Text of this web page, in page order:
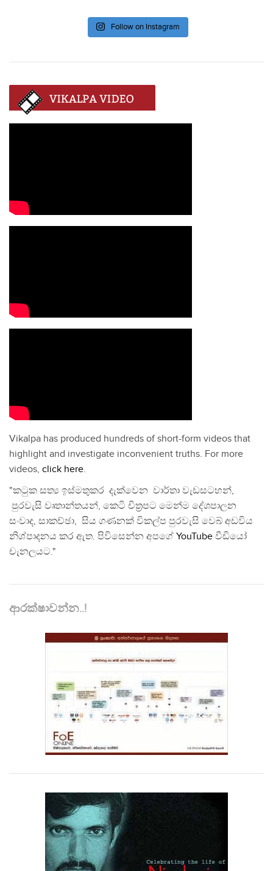
Follow on Instagram
Vikalpa has produced hundreds of short-form videos that
highlight and investigate inconvenient truths. For more
videos, click here.
"කටුක සත්‍ය ඉස්මතුකර දැක්වෙන වාර්තා වැඩසටහන්,
පුරවැසි වෘතාන්තයන්, කෙටි චිත්‍රපට මෙන්ම දේශපාලන
සංවාද, සාකච්ඡා, සිය ගණනක් විකල්ප පුරවැසි වෙබ් අඩවිය
නිශ්පාදනය කර ඇත. පිවිසෙන්න අපගේ YouTube වීඩියෝ
චැනලයට."
ආරක්ෂාවන්න..!